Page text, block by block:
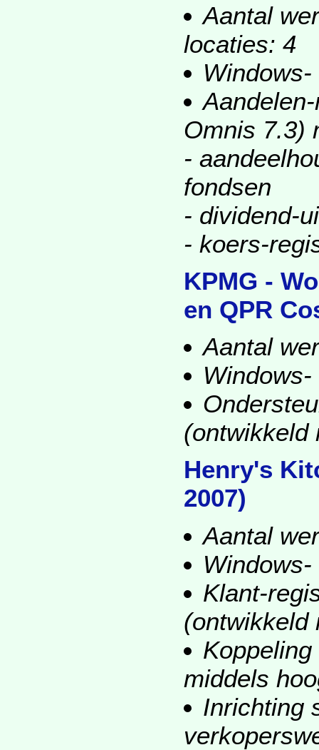
Aantal
locaties: 4
Omnis 7.3)
-
fondsen
- dividend-
- koers-
KPMG -
en QPR
Aantal
(ontwikkeld
Henry's
2007)
Aantal
Klant-
(ontwikkeld
middels
Inrichting